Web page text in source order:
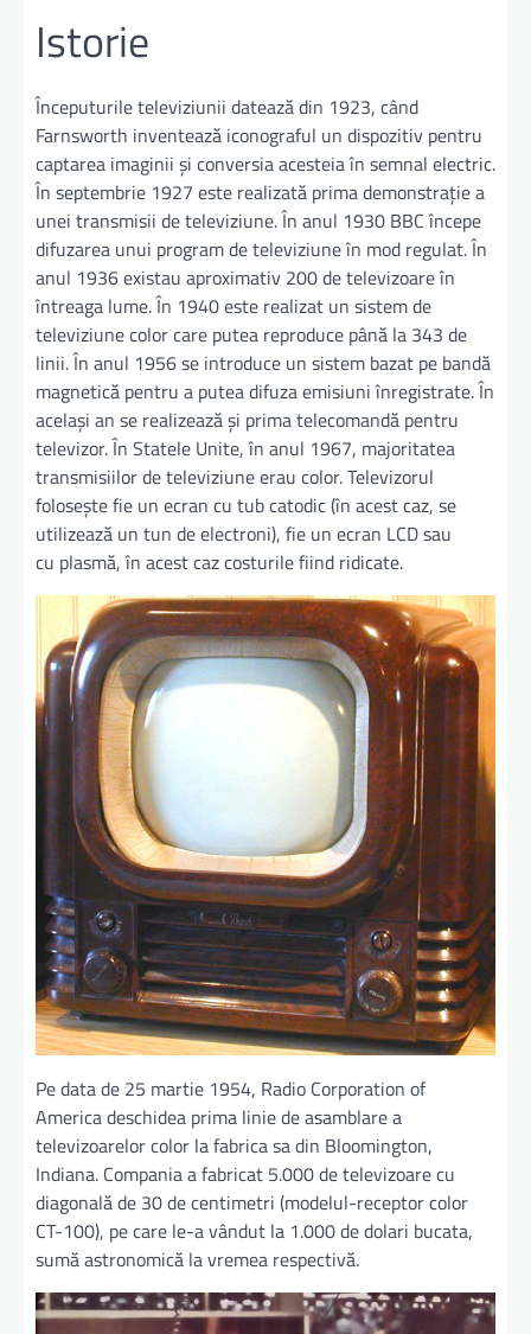
Istorie
Începuturile televiziunii datează din 1923, când
Farnsworth inventează iconograful un dispozitiv pentru
captarea imaginii și conversia acesteia în semnal electric.
În septembrie 1927 este realizată prima demonstrație a
unei transmisii de televiziune. În anul 1930 BBC începe
difuzarea unui program de televiziune în mod regulat. În
anul 1936 existau aproximativ 200 de televizoare în
întreaga lume. În 1940 este realizat un sistem de
televiziune color care putea reproduce până la 343 de
linii. În anul 1956 se introduce un sistem bazat pe bandă
magnetică pentru a putea difuza emisiuni înregistrate. În
același an se realizează și prima telecomandă pentru
televizor. În Statele Unite, în anul 1967, majoritatea
transmisiilor de televiziune erau color. Televizorul
folosește fie un ecran cu tub catodic (în acest caz, se
utilizează un tun de electroni), fie un ecran LCD sau
cu plasmă, în acest caz costurile fiind ridicate.
Pe data de 25 martie 1954, Radio Corporation of
America deschidea prima linie de asamblare a
televizoarelor color la fabrica sa din Bloomington,
Indiana. Compania a fabricat 5.000 de televizoare cu
diagonală de 30 de centimetri (modelul-receptor color
CT-100), pe care le-a vândut la 1.000 de dolari bucata,
sumă astronomică la vremea respectivă.